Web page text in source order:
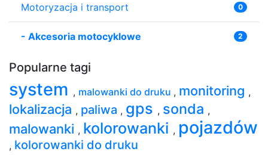
Motoryzacja i transport 0
- Akcesoria motocyklowe 2
Popularne tagi
system , malowanki do druku , monitoring ,
lokalizacja , paliwa , gps , sonda ,
malowanki , kolorowanki , pojazdów
, kolorowanki do druku